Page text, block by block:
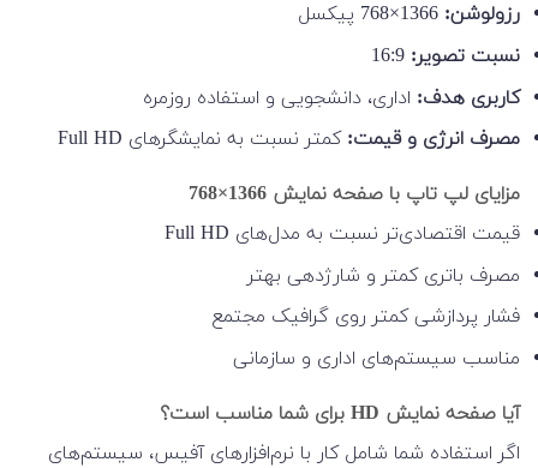
رزولوشن:
نسبت تصویر:
کاربری هدف: اداری، دانشجویی و استفاده روزمره
مصرف انرژی و قیمت: کمتر نسبت به نمایشگرهای Full HD
مزایای لپ تاپ با صفحه نمایش 1366×768
قیمت اقتصادی‌تر نسبت به مدل‌های Full HD
مصرف باتری کمتر و شارژدهی بهتر
فشار پردازشی کمتر روی گرافیک مجتمع
مناسب سیستم‌های اداری و سازمانی
آیا صفحه نمایش HD برای شما مناسب است؟
اگر استفاده شما شامل کار با نرم‌افزارهای آفیس، سیستم‌های